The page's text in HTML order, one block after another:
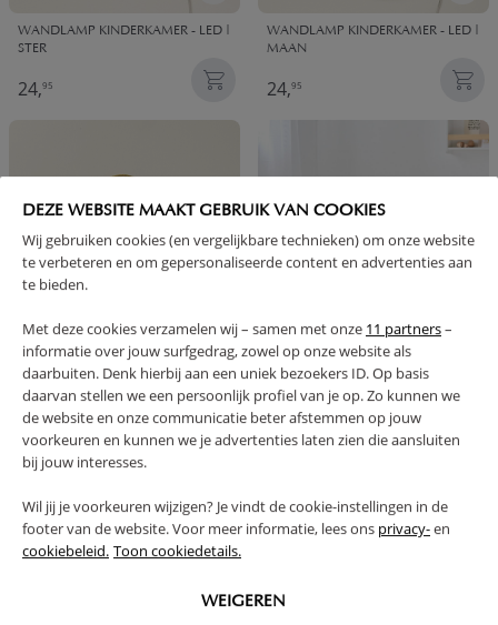
DEZE WEBSITE MAAKT GEBRUIK VAN COOKIES
Wij gebruiken cookies (en vergelijkbare technieken) om onze website
te verbeteren en om gepersonaliseerde content en advertenties aan
te bieden.
Met deze cookies verzamelen wij – samen met onze 11 partners–
informatie over jouw surfgedrag, zowel op onze website als
daarbuiten. Denk hierbij aan een uniek bezoekers ID. Op basis
daarvan stellen we een persoonlijk profiel van je op. Zo kunnen we
de website en onze communicatie beter afstemmen op jouw
voorkeuren en kunnen we je advertenties laten zien die aansluiten
bij jouw interesses.
Wil jij je voorkeuren wijzigen? Je vindt de cookie-instellingen in de
footer van de website. Voor meer informatie, lees ons privacy-en
cookiebeleid. Toon cookiedetails.
WEIGEREN
WANDLAMP KINDERKAMER - LED |
STER
24,95
WANDLAMP KINDERKAMER - LED |
MAAN
24,95
KINDERKAMER WANDLAMP - LED |
24, 95
2 KONIJNENSTOELTJES MET
124,95
NOTIFY ME